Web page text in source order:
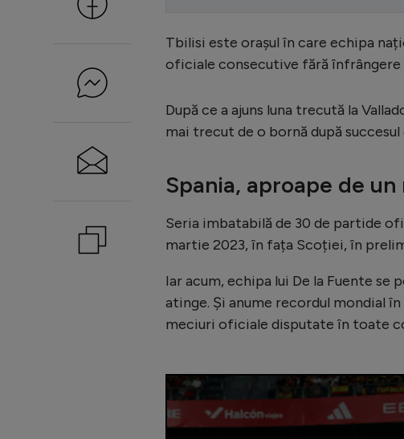
Tbilisi este orașul în care echipa
oficiale consecutive fără înfrângere
După ce a ajuns luna trecută la
mai trecut de o bornă după succesul
Spania, aproape de
Seria imbatabilă de 30 de partide
martie 2023, în fața Scoției, în
Iar acum, echipa lui De la Fuente
atinge. Și anume recordul mondial
meciuri oficiale disputate în toate